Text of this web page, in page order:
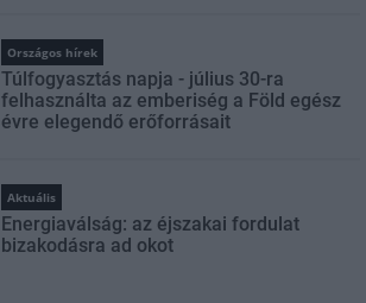
Országos hírek
Túlfogyasztás napja - július 30-ra
felhasználta az emberiség a Föld egész
évre elegendő erőforrásait
Aktuális
Energiaválság: az éjszakai fordulat
bizakodásra ad okot